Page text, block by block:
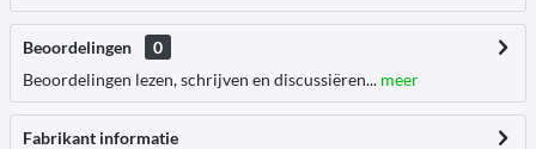
Beoordelingen
0
Beoordelingen lezen, schrijven en discussiëren... meer
Fabrikant informatie